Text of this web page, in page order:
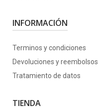
INFORMACIÓN
Terminos y condiciones
Devoluciones y reembolsos
Tratamiento de datos
TIENDA